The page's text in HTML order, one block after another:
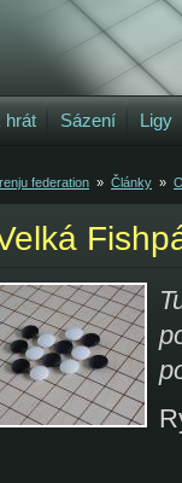
federation » Články »
hrát Sázení Ligy